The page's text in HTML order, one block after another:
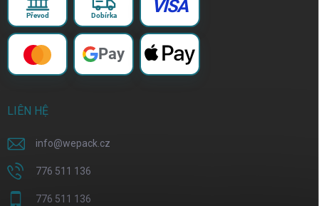
Převod Dobírka VISA
Pay
LIÊN HỆ
info@wepack.cz
776 511 136
776 511 136